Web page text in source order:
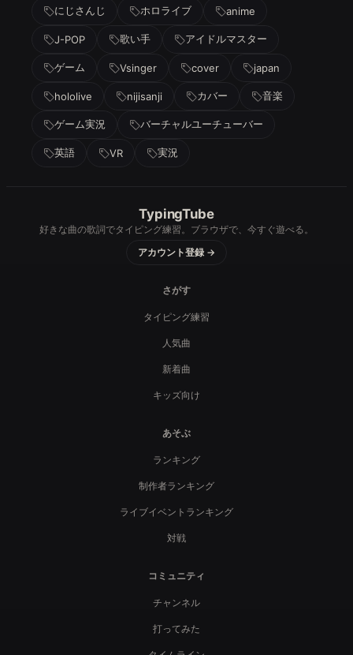
にじさんじ ホロライブ anime
J-POP 歌い手 アイドルマスター
ゲーム Vsinger cover japan
hololive nijisanji カバー 音楽
ゲーム実況 バーチャルユーチューバー
英語 VR 実況
TypingTube
好きな曲の歌詞でタイピング練習。ブラウザで、今すぐ遊べる。
アカウント登録 →
さがす
タイピング練習
人気曲
新着曲
キッズ向け
あそぶ
ランキング
制作者ランキング
ライブイベントランキング
対戦
コミュニティ
チャンネル
打ってみた